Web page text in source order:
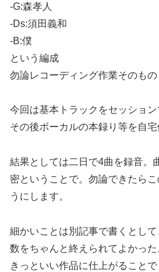
-G:森孝人
-Ds:須田義和
-B:僕
という編成
勿論レコーディング作業そのもの
今回は基本トラックをセッション
その後ボーカルの本録り等を自宅
結果としては二日で4曲を録音。
密ということで。勿論できたら
うにします。
細かいことは別記事で書くとし
数をちゃんと終えられてよかった
きっといい作品に仕上がることで